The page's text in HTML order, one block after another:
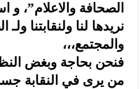
الصحافة والاعلام”، و
نريدها لنا ولنقابتنا
والمجتمع،،،
فنحن بحاجة وبغض
من يرى في النقابة